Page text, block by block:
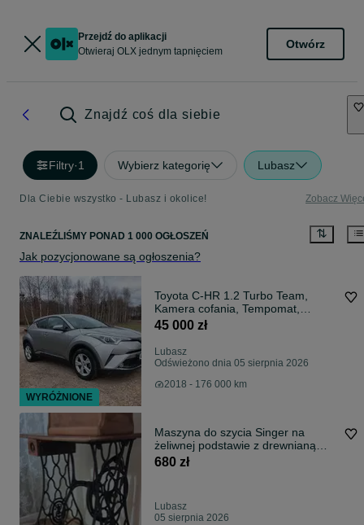
Przejdź do aplikacji
Otwieraj OLX jednym tapnięciem
Otwórz
Znajdź coś dla siebie
Filtry·1 Wybierz kategorię Lubasz
Dla Ciebie wszystko - Lubasz i okolice! Zobacz
ZNALEŹLIŚMY PONAD 1 000 OGŁOSZEŃ
Jak pozycjonowane są ogłoszenia?
Toyota C-HR 1.2 Turbo Team,
Kamera cofania, Tempomat,
Gwarancja
45 000 zł
Lubasz
Odświeżono dnia 05 sierpnia 2026
2018 - 176 000 km
Maszyna do szycia Singer na
żeliwnej podstawie z drewnianą
pokrywą – oryginał
680 zł
Lubasz
05 sierpnia 2026
WYRÓŻNIONE